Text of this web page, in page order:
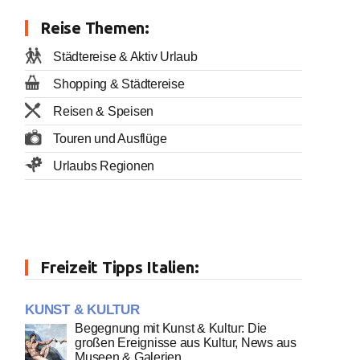
Reise Themen:
Städtereise & Aktiv Urlaub
Shopping & Städtereise
Reisen & Speisen
Touren und Ausflüge
Urlaubs Regionen
Freizeit Tipps Italien:
KUNST & KULTUR
Begegnung mit Kunst & Kultur: Die
großen Ereignisse aus Kultur, News aus
Museen & Galerien ...